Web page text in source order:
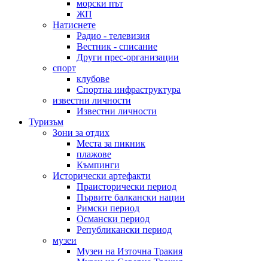
морски път
ЖП
Натиснете
Радио - телевизия
Вестник - списание
Други прес-организации
спорт
клубове
Спортна инфраструктура
известни личности
Известни личности
Туризъм
Зони за отдих
Места за пикник
плажове
Къмпинги
Исторически артефакти
Праисторически период
Първите балкански нации
Римски период
Османски период
Републикански период
музеи
Музеи на Източна Тракия